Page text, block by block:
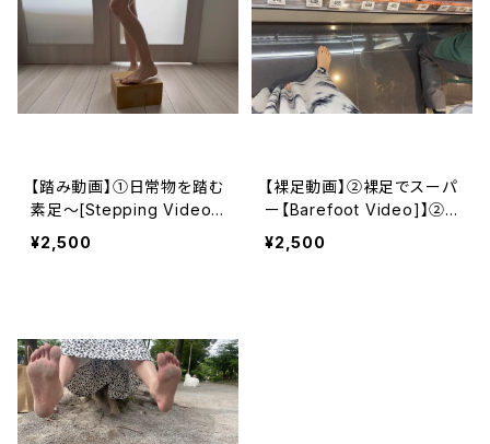
【踏み動画】①日常物を踏む
素足～[Stepping Video]
① Bare feet stepping o
n everyday objects
¥2,500
【裸足動画】②裸足でスーパ
ー【Barefoot Video]】②
Barefoot in the superma
rket
¥2,500